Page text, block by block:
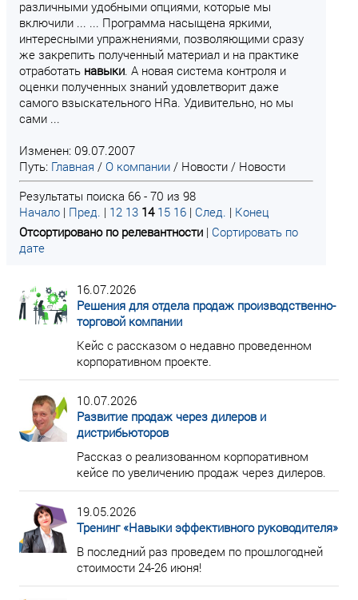
различными удобными опциями, которые мы
включили ... ... Программа насыщена яркими,
интересными упражнениями, позволяющими сразу
же закрепить полученный материал и на практике
отработать навыки. А новая система контроля и
оценки полученных знаний удовлетворит даже
самого взыскательного HRа. Удивительно, но мы
сами ...
Изменен: 09.07.2007
Путь: Главная / О компании / Новости / Новости
Результаты поиска 66 - 70 из 98
Начало | Пред. | 12 13 14 15 16 | След. | Конец
Отсортировано по релевантности | Сортировать по
дате
16.07.2026
Решения для отдела продаж производственно-
торговой компании
Кейс с рассказом о недавно проведенном
корпоративном проекте.
10.07.2026
Развитие продаж через дилеров и
дистрибьюторов
Рассказ о реализованном корпоративном
кейсе по увеличению продаж через дилеров.
19.05.2026
Тренинг «Навыки эффективного руководителя»
В последний раз проведем по прошлогодней
стоимости 24-26 июня!